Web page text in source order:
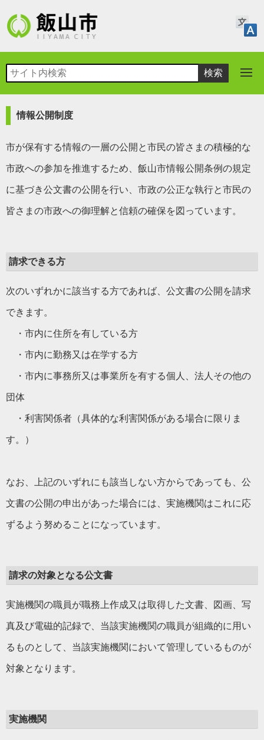
情報公開制度
市が保有する情報の一層の公開と市民の皆さまの積極的な
市政への参加を推進するため、飯山市情報公開条例の規定
に基づき公文書の公開を行い、市政の公正な執行と市民の
皆さまの市政への御理解と信頼の確保を図っています。
請求できる方
次のいずれかに該当する方であれば、公文書の公開を請求
できます。
・市内に住所を有している方
・市内に勤務又は在学する方
・市内に事務所又は事業所を有する個人、法人その他の
団体
・利害関係者（具体的な利害関係がある場合に限りま
す。）
なお、上記のいずれにも該当しない方からであっても、公
文書の公開の申出があった場合には、実施機関はこれに応
ずるよう努めることになっています。
請求の対象となる公文書
実施機関の職員が職務上作成又は取得した文書、図画、写
真及び電磁的記録で、当該実施機関の職員が組織的に用い
るものとして、当該実施機関において管理しているものが
対象となります。
実施機関